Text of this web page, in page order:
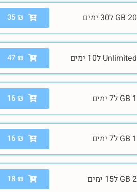
35 ₪
47 ₪
16 ₪
16 ₪
18 ₪